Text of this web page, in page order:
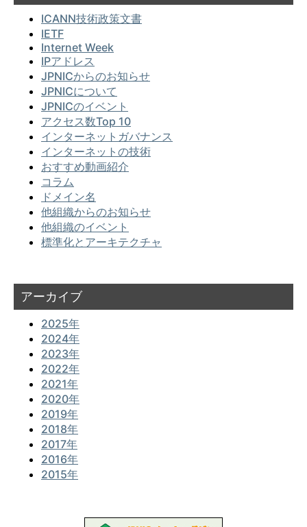
ICANN技術政策文書
IETF
Internet Week
IPアドレス
JPNICからのお知らせ
JPNICについて
JPNICのイベント
アクセス数Top 10
インターネットガバナンス
インターネットの技術
おすすめ動画紹介
コラム
ドメイン名
他組織からのお知らせ
他組織のイベント
標準化とアーキテクチャ
アーカイブ
2025年
2024年
2023年
2022年
2021年
2020年
2019年
2018年
2017年
2016年
2015年